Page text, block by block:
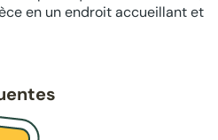
en un endroit accueillant et